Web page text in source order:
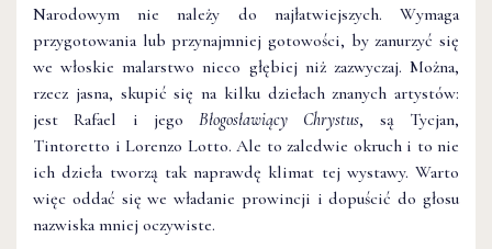
Narodowym nie należy do najłatwiejszych. Wymaga
przygotowania lub przynajmniej gotowości, by zanurzyć się
we włoskie malarstwo nieco głębiej niż zazwyczaj. Można,
rzecz jasna, skupić się na kilku dziełach znanych artystów:
jest Rafael i jegoBłogosławiący Chrystus, są Tycjan,
Tintoretto i Lorenzo Lotto. Ale to zaledwie okruch i to nie
ich dzieła tworzą tak naprawdę klimat tej wystawy. Warto
więc oddać się we władanie prowincji i dopuścić do głosu
nazwiska mniej oczywiste.